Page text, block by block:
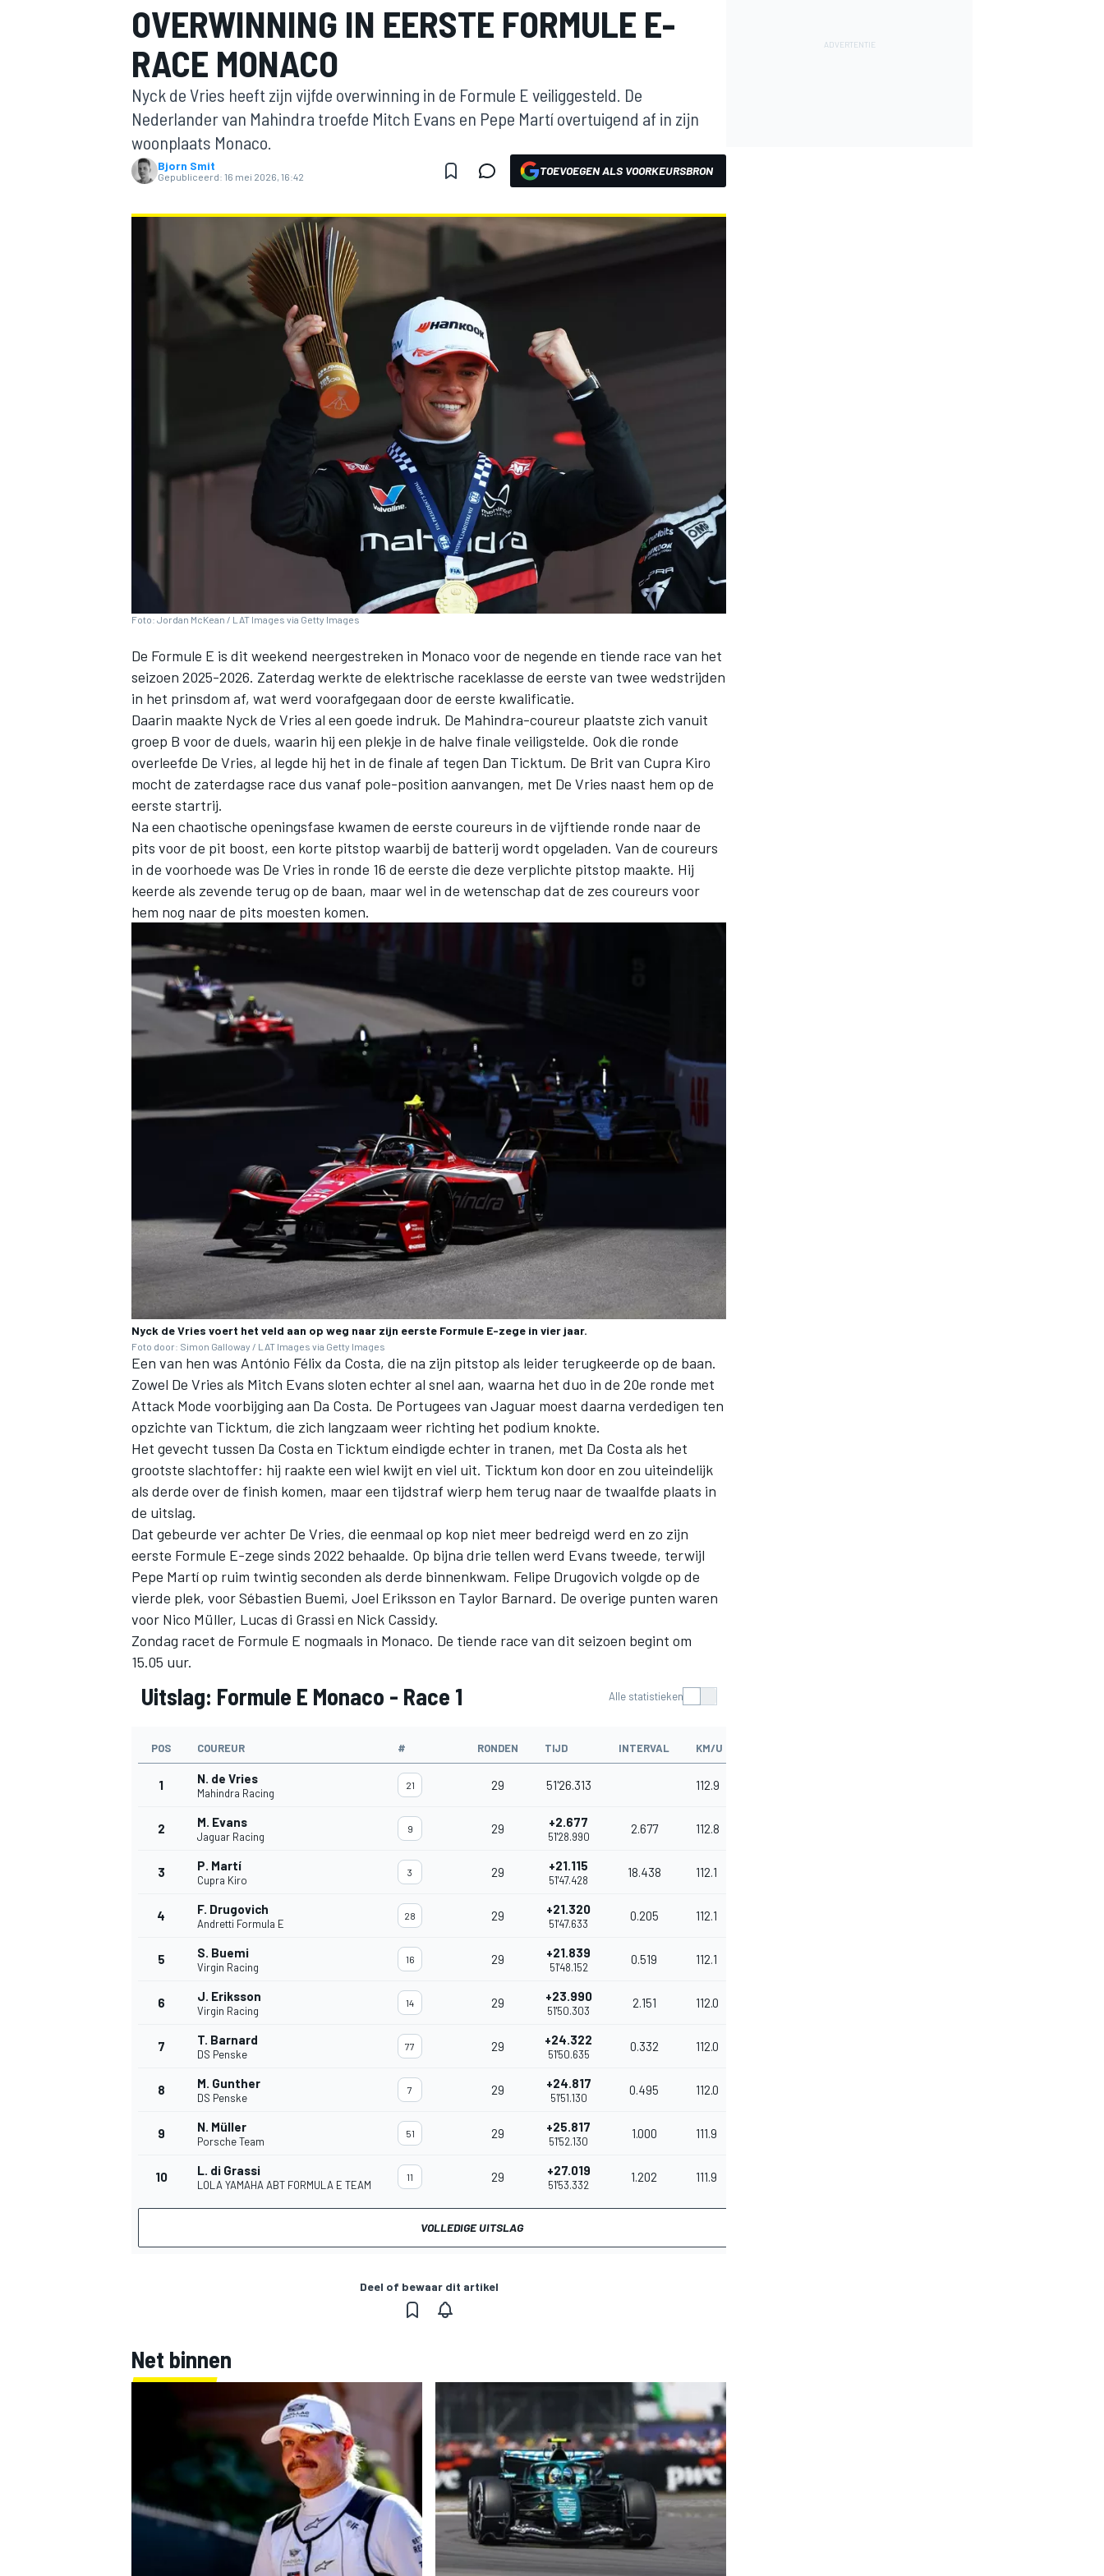
MOTOGP
WEC DTM
OVERWINNING IN EERSTE FORMULE E-
RACE MONACO
Nyck de Vries heeft zijn vijfde overwinning in de Formule E veiliggesteld. De
Nederlander van Mahindra troefde Mitch Evans en Pepe Martí overtuigend af in zijn
woonplaats Monaco.
Bjorn Smit
Gepubliceerd: 16 mei 2026, 16:42 TOEVOEGEN ALS VOORKEURSBRON
Foto: Jordan McKean / LAT Images via Getty Images
De Formule E is dit weekend neergestreken in Monaco voor de negende en tiende race van het
seizoen 2025-2026. Zaterdag werkte de elektrische raceklasse de eerste van twee wedstrijden
in het prinsdom af, wat werd voorafgegaan door de eerste kwalificatie.
Daarin maakte Nyck de Vries al een goede indruk. De Mahindra-coureur plaatste zich vanuit
groep B voor de duels, waarin hij een plekje in de halve finale veiligstelde. Ook die ronde
overleefde De Vries, al legde hij het in de finale af tegen Dan Ticktum. De Brit van Cupra Kiro
mocht de zaterdagse race dus vanaf pole-position aanvangen, met De Vries naast hem op de
eerste startrij.
Na een chaotische openingsfase kwamen de eerste coureurs in de vijftiende ronde naar de
pits voor de pit boost, een korte pitstop waarbij de batterij wordt opgeladen. Van de coureurs
in de voorhoede was De Vries in ronde 16 de eerste die deze verplichte pitstop maakte. Hij
keerde als zevende terug op de baan, maar wel in de wetenschap dat de zes coureurs voor
hem nog naar de pits moesten komen.
Nyck de Vries voert het veld aan op weg naar zijn eerste Formule E-zege in vier jaar.
Foto door: Simon Galloway / LAT Images via Getty Images
Een van hen was António Félix da Costa, die na zijn pitstop als leider terugkeerde op de baan.
Zowel De Vries als Mitch Evans sloten echter al snel aan, waarna het duo in de 20e ronde met
Attack Mode voorbijging aan Da Costa. De Portugees van Jaguar moest daarna verdedigen ten
opzichte van Ticktum, die zich langzaam weer richting het podium knokte.
Het gevecht tussen Da Costa en Ticktum eindigde echter in tranen, met Da Costa als het
grootste slachtoffer: hij raakte een wiel kwijt en viel uit. Ticktum kon door en zou uiteindelijk
als derde over de finish komen, maar een tijdstraf wierp hem terug naar de twaalfde plaats in
de uitslag.
Dat gebeurde ver achter De Vries, die eenmaal op kop niet meer bedreigd werd en zo zijn
eerste Formule E-zege sinds 2022 behaalde. Op bijna drie tellen werd Evans tweede, terwijl
Pepe Martíop ruim twintig seconden als derde binnenkwam. Felipe Drugovich volgde op de
vierde plek, voorSébastien Buemi, Joel Eriksson en Taylor Barnard. De overige punten waren
voor Nico Müller, Lucas di Grassi en Nick Cassidy.
Zondag racet de Formule E nogmaals in Monaco. De tiende race van dit seizoen begint om
15.05 uur.
Uitslag: Formule E Monaco - Race 1 Alle statistieken
POS COUREUR # RONDEN TIJD INTERVAL KM/U
1 N. de Vries
Mahindra Racing
21 29 51'26.313 112.9
2 M. Evans
Jaguar Racing
9 29 +2.677
51'28.990
2.677 112.8
3 P. Martí
Cupra Kiro
3 29 +21.115
51'47.428
18.438 112.1
4 F. Drugovich
Andretti Formula E
28 29 +21.320
51'47.633
0.205 112.1
5 S. Buemi
Virgin Racing
16 29 +21.839
51'48.152
0.519 112.1
6 J. Eriksson
Virgin Racing
14 29 +23.990
51'50.303
2.151 112.0
7 T. Barnard
DS Penske
77 29 +24.322
51'50.635
0.332 112.0
8 M. Gunther
DS Penske
7 29 +24.817
51'51.130
0.495 112.0
9 N. Müller
Porsche Team
51 29 +25.817
51'52.130
1.000 111.9
10 L. di Grassi
LOLA YAMAHA ABT FORMULA E TEAM
11 29 +27.019
51'53.332
1.202 111.9
VOLLEDIGE UITSLAG
Deel of bewaar dit artikel
Net binnen